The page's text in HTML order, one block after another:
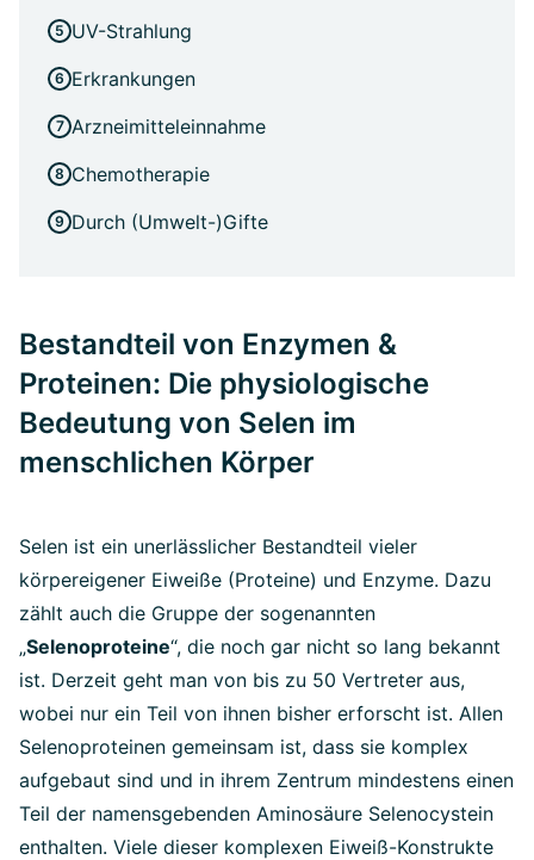
UV-Strahlung
Erkrankungen
Arzneimitteleinnahme
Chemotherapie
Durch (Umwelt-)Gifte
Bestandteil von Enzymen &
Proteinen: Die physiologische
Bedeutung von Selen im
menschlichen Körper
Selen ist ein unerlässlicher Bestandteil vieler
körpereigener Eiweiße (Proteine) und Enzyme. Dazu
zählt auch die Gruppe der sogenannten
„Selenoproteine“, die noch gar nicht so lang bekannt
ist. Derzeit geht man von bis zu 50 Vertreter aus,
wobei nur ein Teil von ihnen bisher erforscht ist. Allen
Selenoproteinen gemeinsam ist, dass sie komplex
aufgebaut sind und in ihrem Zentrum mindestens einen
Teil der namensgebenden Aminosäure Selenocystein
enthalten. Viele dieser komplexen Eiweiß-Konstrukte